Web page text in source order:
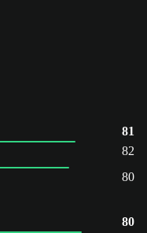
81
82
80
80